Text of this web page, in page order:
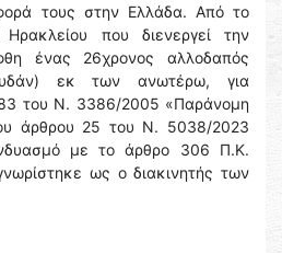
τους στην Ελλάδα. Από το
Ηρακλείου που διενεργεί την
ένας 26χρονος αλλοδαπός
εκ των ανωτέρω, για
του Ν. 3386/2005 «Παράνομη
άρθρου 25 του Ν. 5038/2023
με το άρθρο 306 Π.Κ.
ως ο διακινητής των